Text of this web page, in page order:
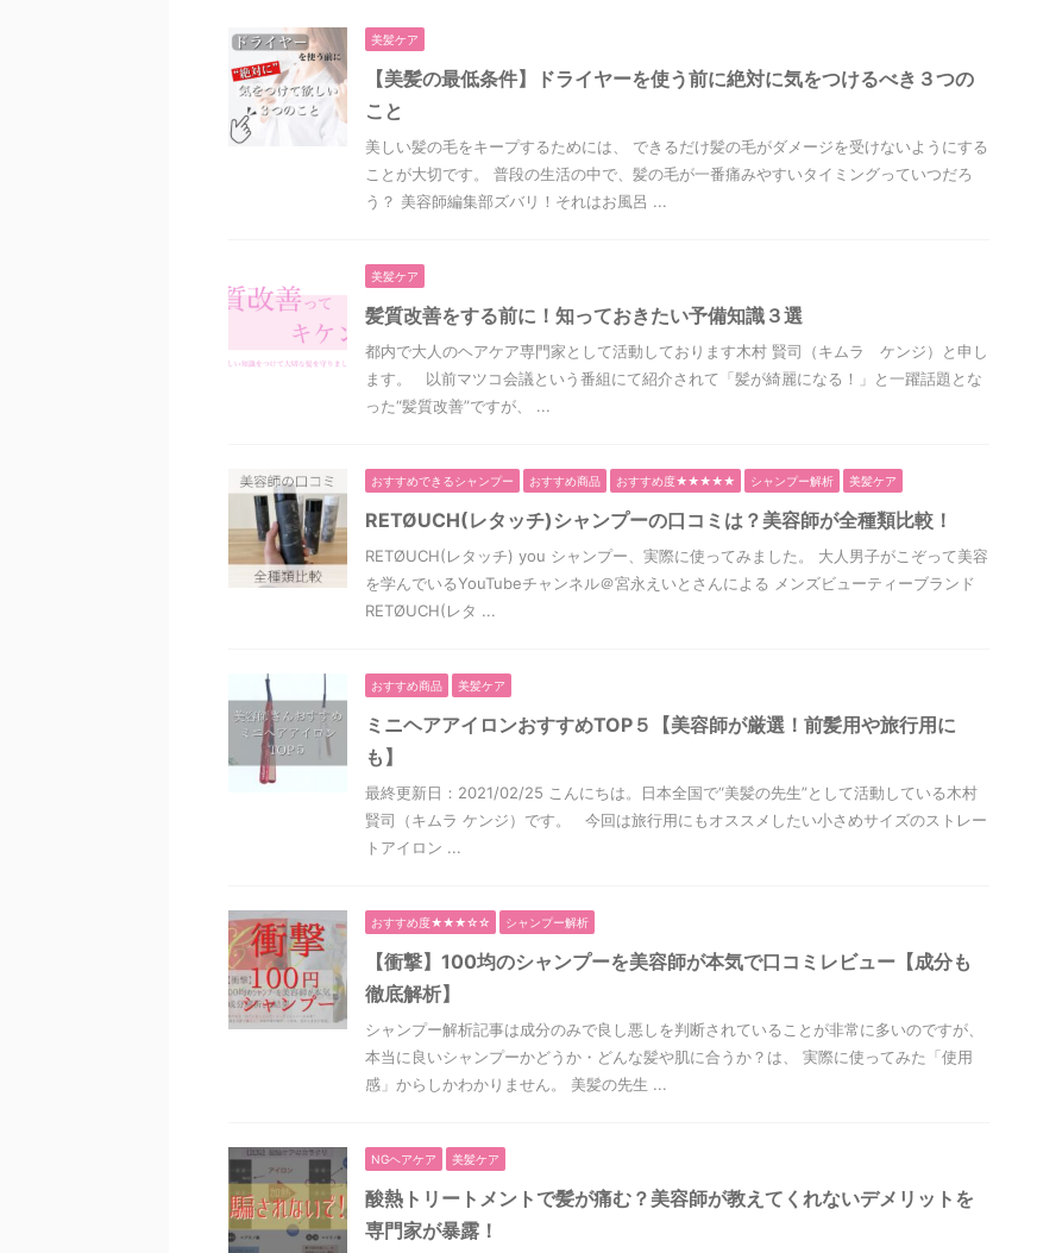
美髪ケア
【美髪の最低条件】ドライヤーを使う前に絶対に気をつけるべき３つの
こと
美しい髪の毛をキープするためには、 できるだけ髪の毛がダメージを受けないようにする
ことが大切です。 普段の生活の中で、髪の毛が一番痛みやすいタイミングっていつだろ
う？ 美容師編集部ズバリ！それはお風呂 ...
美髪ケア
髪質改善をする前に！知っておきたい予備知識３選
都内で大人のヘアケア専門家として活動しております木村 賢司（キムラ ケンジ）と申し
ます。 以前マツコ会議という番組にて紹介されて「髪が綺麗になる！」と一躍話題とな
った“髪質改善”ですが、 ...
おすすめできるシャンプー おすすめ商品 おすすめ度★★★★★ シャンプー解析 美髪ケア
RETØUCH(レタッチ)シャンプーの口コミは？美容師が全種類比較！
RETØUCH(レタッチ) you シャンプー、実際に使ってみました。 大人男子がこぞって美容
を学んでいるYouTubeチャンネル＠宮永えいとさんによる メンズビューティーブランド
RETØUCH(レタ ...
おすすめ商品 美髪ケア
ミニヘアアイロンおすすめTOP５【美容師が厳選！前髪用や旅行用に
も】
最終更新日：2021/02/25 こんにちは。日本全国で“美髪の先生”として活動している木村
賢司（キムラ ケンジ）です。 今回は旅行用にもオススメしたい小さめサイズのストレー
トアイロン ...
おすすめ度★★★☆☆ シャンプー解析
【衝撃】100均のシャンプーを美容師が本気で口コミレビュー【成分も
徹底解析】
シャンプー解析記事は成分のみで良し悪しを判断されていることが非常に多いのですが、
本当に良いシャンプーかどうか・どんな髪や肌に合うか？は、 実際に使ってみた「使用
感」からしかわかりません。 美髪の先生 ...
NGヘアケア 美髪ケア
酸熱トリートメントで髪が痛む？美容師が教えてくれないデメリットを
専門家が暴露！